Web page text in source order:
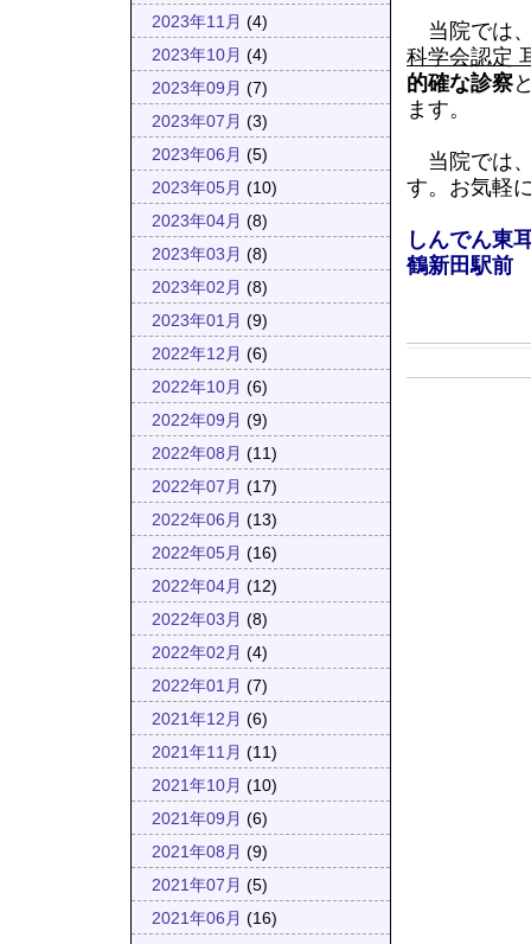
2023年11月 (4)
2023年10月 (4)
2023年09月 (7)
2023年07月 (3)
2023年06月 (5)
2023年05月 (10)
2023年04月 (8)
2023年03月 (8)
2023年02月 (8)
2023年01月 (9)
2022年12月 (6)
2022年10月 (6)
2022年09月 (9)
2022年08月 (11)
2022年07月 (17)
2022年06月 (13)
2022年05月 (16)
2022年04月 (12)
2022年03月 (8)
2022年02月 (4)
2022年01月 (7)
2021年12月 (6)
2021年11月 (11)
2021年10月 (10)
2021年09月 (6)
2021年08月 (9)
2021年07月 (5)
2021年06月 (16)
当院では
科学会認定
的確な診察
ます。
当院では
す。お気軽
しんでん東
鶴新田駅前